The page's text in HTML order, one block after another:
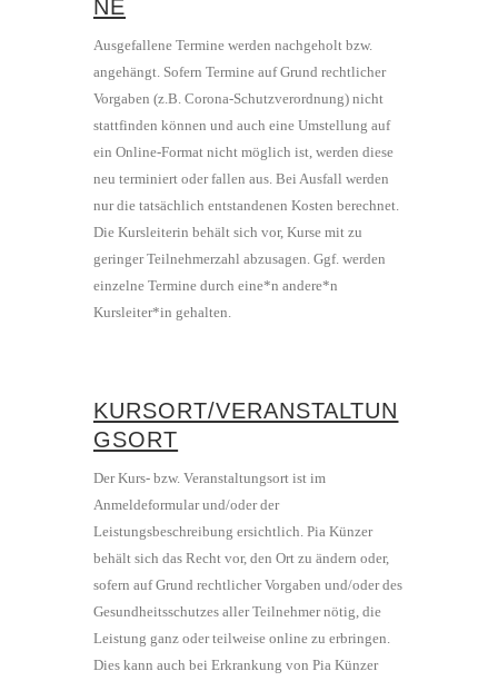
NE
Ausgefallene Termine werden nachgeholt bzw.
angehängt. Sofern Termine auf Grund rechtlicher
Vorgaben (z.B. Corona-Schutzverordnung) nicht
stattfinden können und auch eine Umstellung auf
ein Online-Format nicht möglich ist, werden diese
neu terminiert oder fallen aus. Bei Ausfall werden
nur die tatsächlich entstandenen Kosten berechnet.
Die Kursleiterin behält sich vor, Kurse mit zu
geringer Teilnehmerzahl abzusagen. Ggf. werden
einzelne Termine durch eine*n andere*n
Kursleiter*in gehalten.
KURSORT/VERANSTALTUN
GSORT
Der Kurs- bzw. Veranstaltungsort ist im
Anmeldeformular und/oder der
Leistungsbeschreibung ersichtlich. Pia Künzer
behält sich das Recht vor, den Ort zu ändern oder,
sofern auf Grund rechtlicher Vorgaben und/oder des
Gesundheitsschutzes aller Teilnehmer nötig, die
Leistung ganz oder teilweise online zu erbringen.
Dies kann auch bei Erkrankung von Pia Künzer